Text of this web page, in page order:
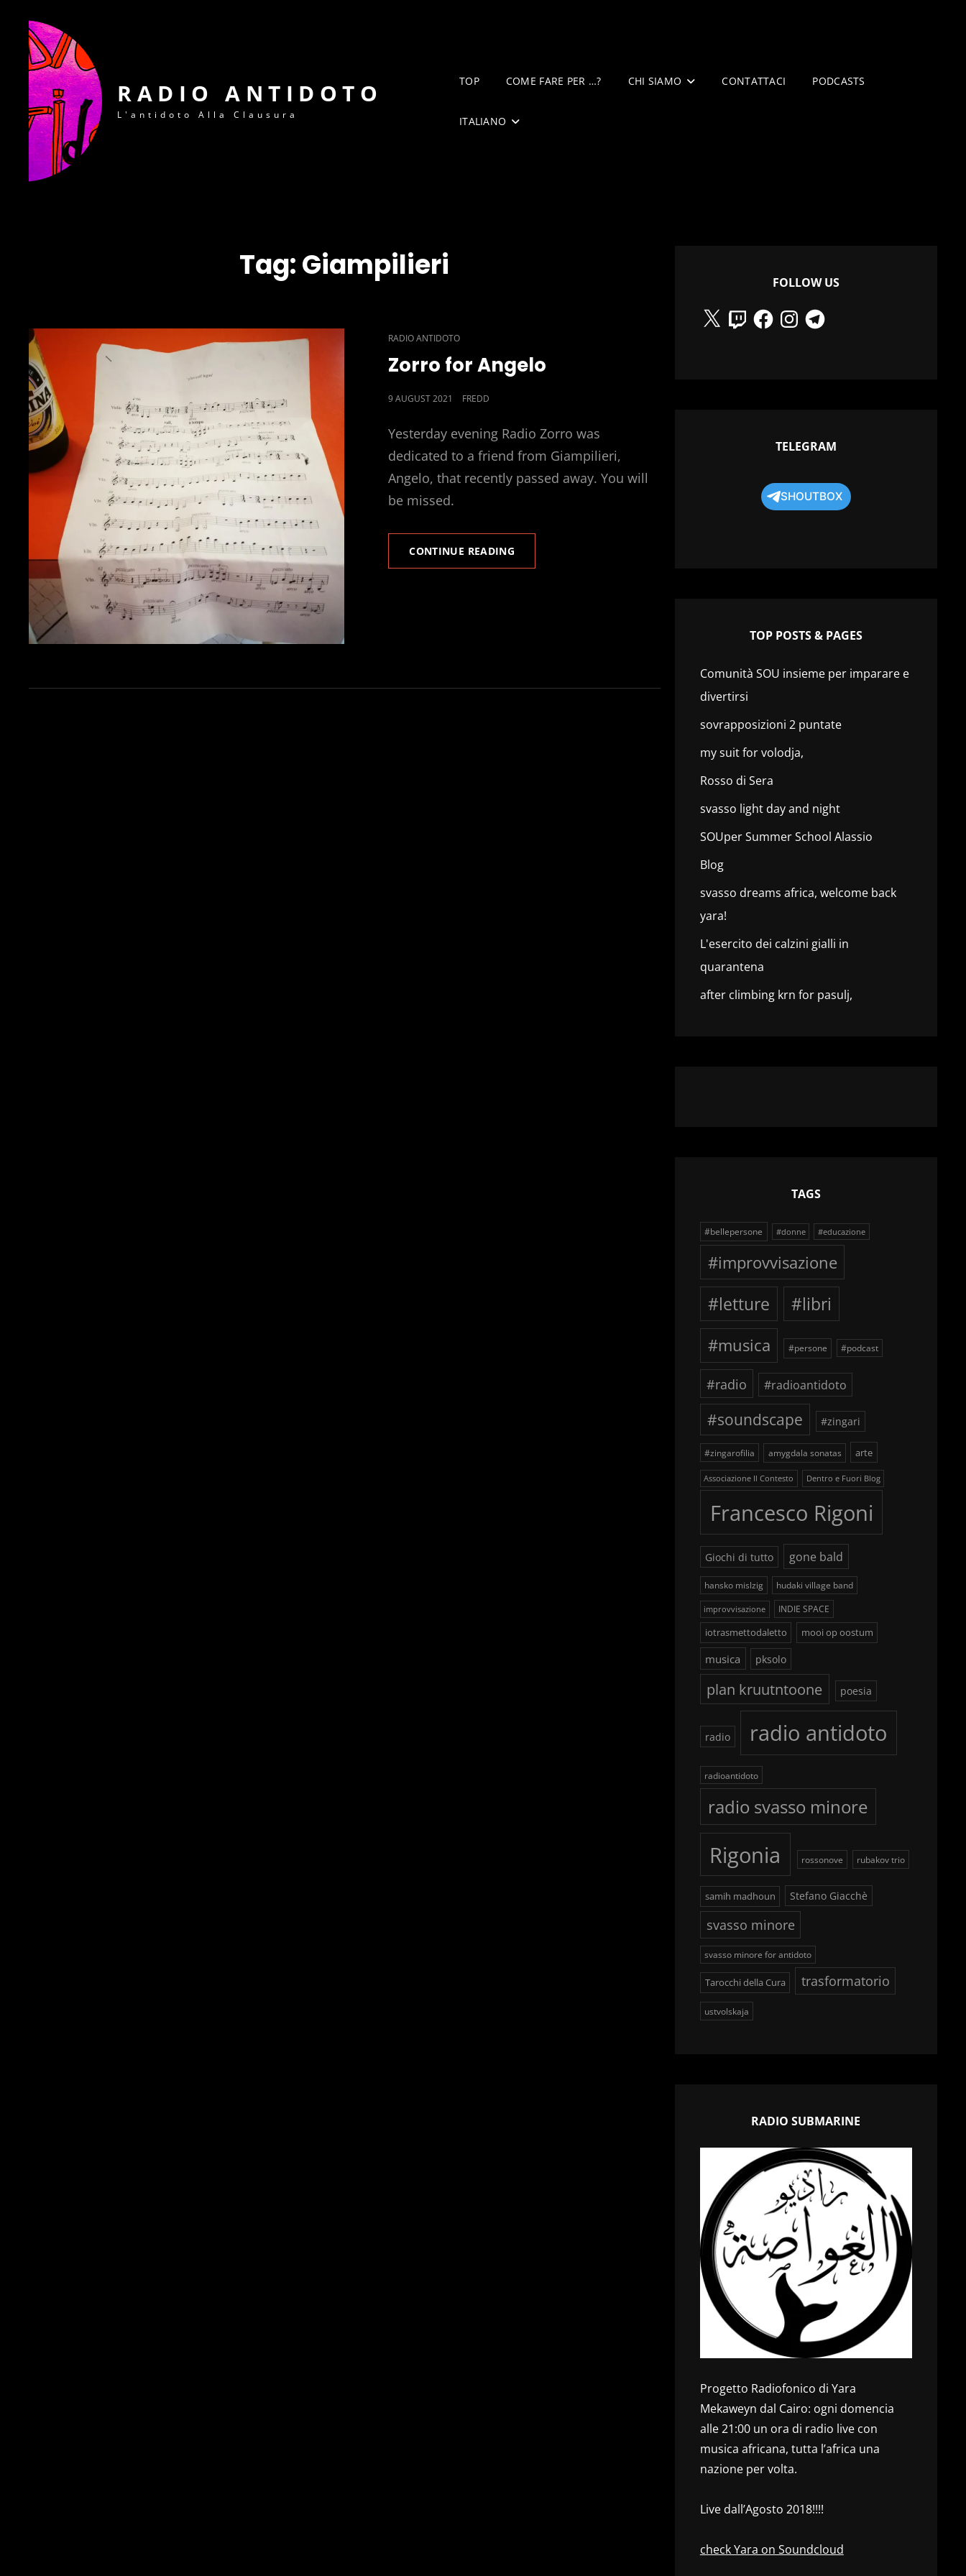
RADIO ANTIDOTO
L'antidoto Alla Clausura
TOP COME FARE PER …? CHI SIAMO CONTATTACI PODCASTS
ITALIANO
Tag:Giampilieri
CAT
LINKS
RADIO ANTIDOTO
Zorro for Angelo
POSTED
9 AUGUST 2021 FREDD
Yesterday evening Radio Zorro was
dedicated to a friend from Giampilieri,
Angelo, that recently passed away. You will
be missed.
CONTINUE READING
FOR
FOLLOW US
X
TwitchFacebookInstagramTelegram
TELEGRAM
SHOUTBOX
TOP POSTS & PAGES
Comunità SOU insieme per imparare e
divertirsi
sovrapposizioni 2 puntate
my suit for volodja,
Rosso di Sera
svasso light day and night
SOUper Summer School Alassio
Blog
svasso dreams africa, welcome back
yara!
L'esercito dei calzini gialli in
quarantena
after climbing krn for pasulj,
TAGS
#bellepersone #donne #educazione
#improvvisazione
#letture
#libri
#musica
#persone #podcast
#radio #radioantidoto
#soundscape #zingari
#zingarofilia amygdala sonatas arte
Associazione Il Contesto Dentro e Fuori Blog
Francesco Rigoni
Giochi di tutto gone bald
hansko mislzig hudaki village band
improvvisazione INDIE SPACE
iotrasmettodaletto mooi op oostum
musica pksolo
plan kruutntoone poesia
radio radio antidoto
radioantidoto
radio svasso minore
Rigonia rossonove rubakov trio
samih madhoun Stefano Giacchè
svasso minore
svasso minore for antidoto
Tarocchi della Cura trasformatorio
ustvolskaja
RADIO SUBMARINE
Progetto Radiofonico di Yara
Mekaweyn dal Cairo: ogni domencia
alle 21:00 un ora di radio live con
musica africana, tutta l’africa una
nazione per volta.
Live dall’Agosto 2018!!!!
check Yara on Soundcloud